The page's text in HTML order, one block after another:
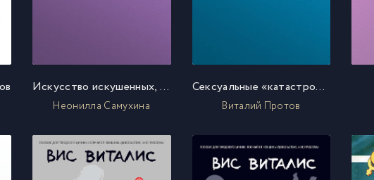
Искусство искушенных, или Все об оральных ласках
Неонилла Самухина
Сексуальные «катастрофы» и как их избежать
Виталий Протов